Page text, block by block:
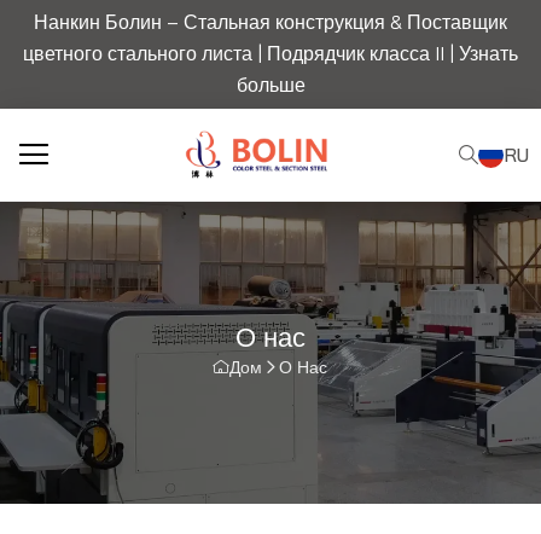
Нанкин Болин – Стальная конструкция & Поставщик
цветного стального листа | Подрядчик класса II |
Узнать
больше
RU
О нас
Дом О Нас